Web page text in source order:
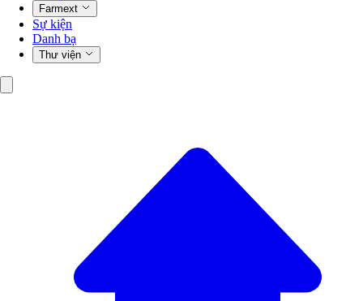
Farmext
Sự kiện
Danh bạ
Thư viện